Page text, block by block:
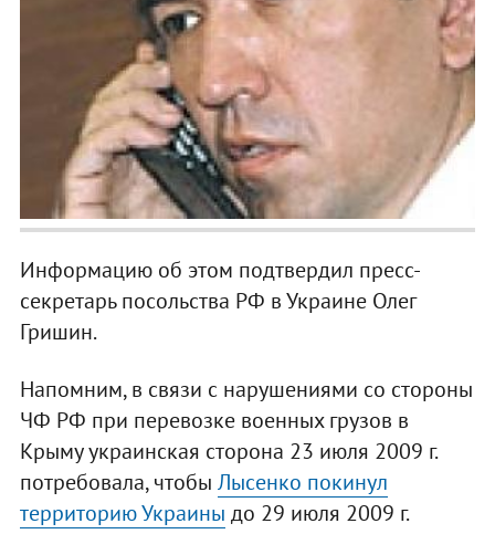
Информацию об этом подтвердил пресс-
секретарь посольства РФ в Украине Олег
Гришин.
Напомним, в связи с нарушениями со стороны
ЧФ РФ при перевозке военных грузов в
Крыму украинская сторона 23 июля 2009 г.
потребовала, чтобы Лысенко покинул
территорию Украины до 29 июля 2009 г.